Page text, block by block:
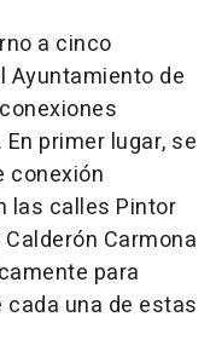
a cinco
Ayuntamiento de
primer lugar, se
conexión
las calles Pintor
Carmona
para
una de estas